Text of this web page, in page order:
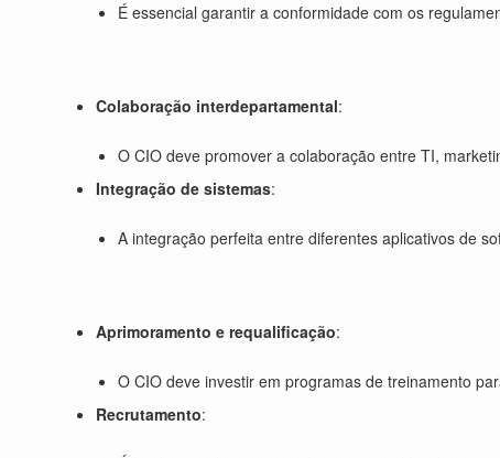
É essencial garantir a conformidade com os
Colaboração interdepartamental:
O CIO deve promover a colaboração entre TI,
Integração de sistemas:
A integração perfeita entre diferentes aplicativos de
Aprimoramento e requalificação:
O CIO deve investir em programas de treinamento
Recrutamento: